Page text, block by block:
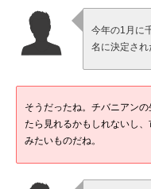
今年の1月に
名に決定され
そうだったね。チバニアン
たら見れるかもしれないし
みたいものだね。